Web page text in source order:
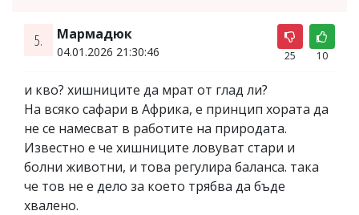
5. Мармадюк
04.01.2026 21:30:46 25 10
и кво? хишниците да мрат от глад ли?
На всяко сафари в Африка, е принцип хората да
не се намесват в работите на природата.
Известно е че хишниците ловуват стари и
болни животни, и това регулира баланса. така
че тов не е дело за което трябва да бъде
хвалено.